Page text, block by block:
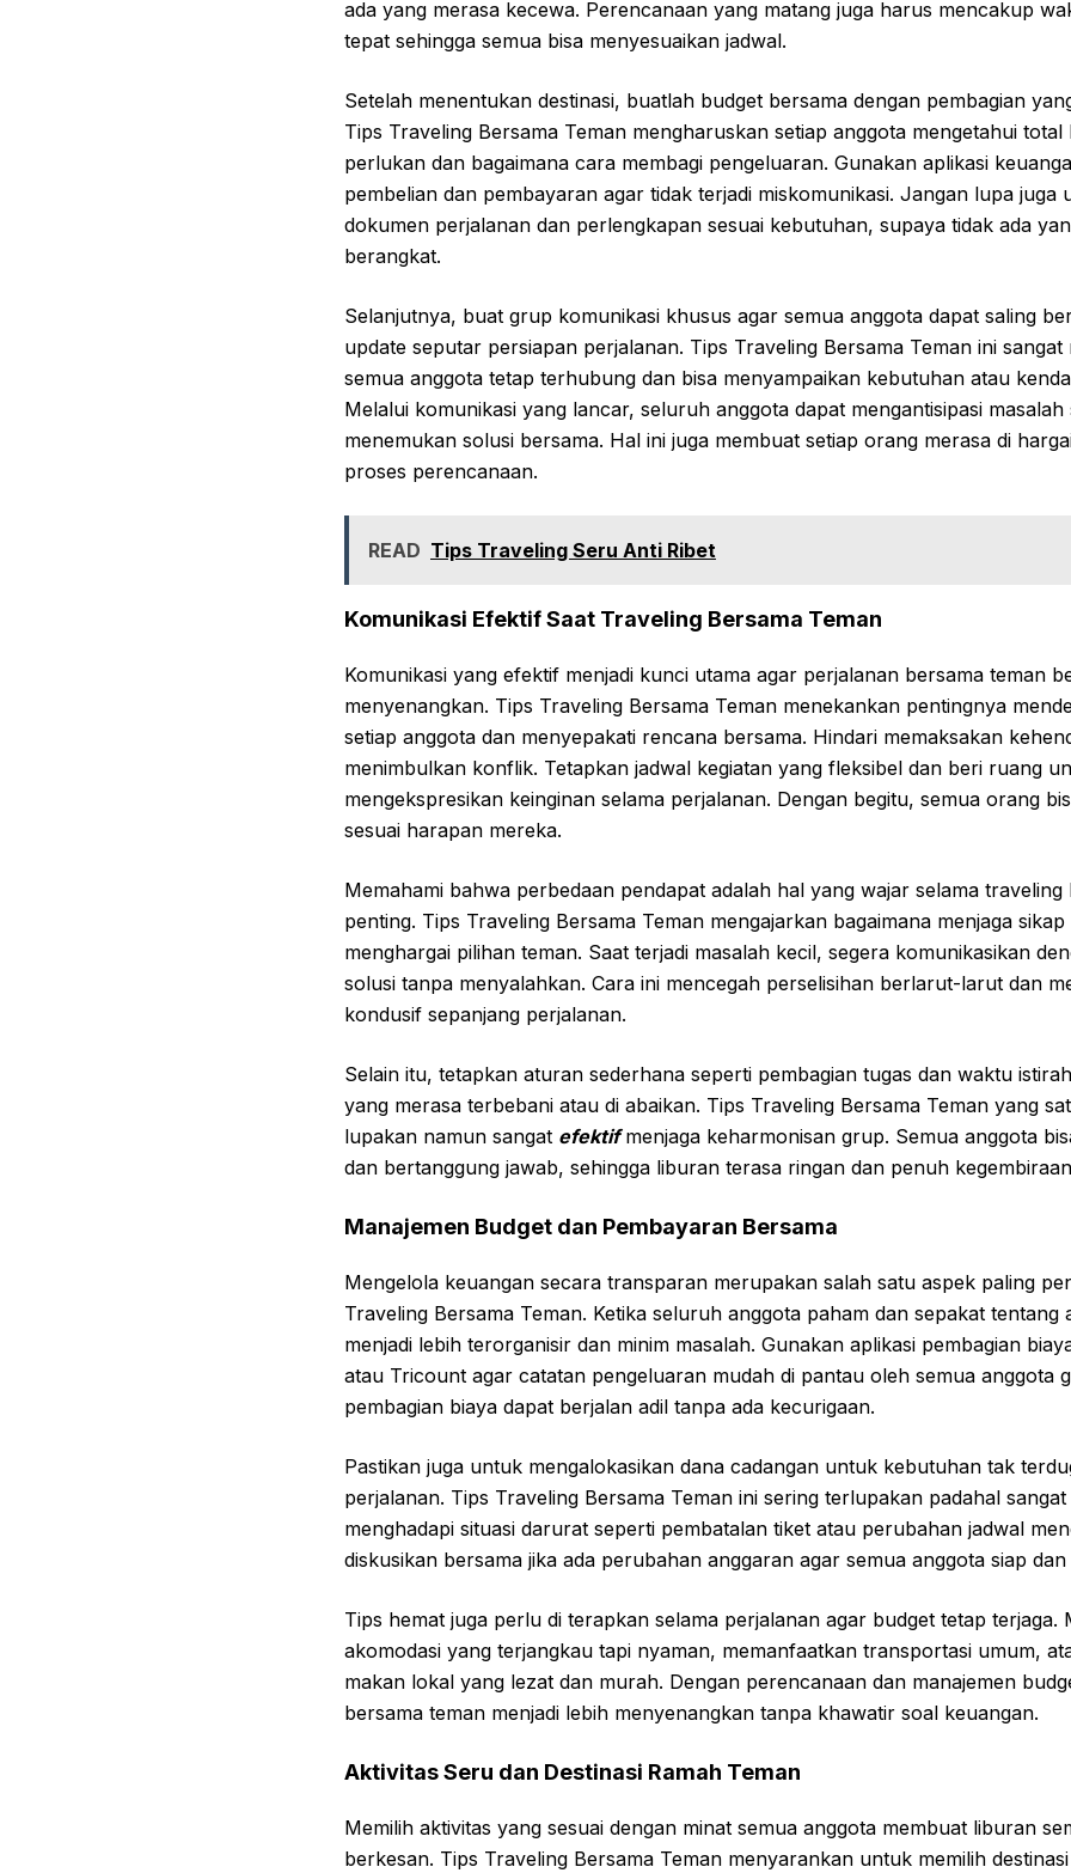
ada yang merasa kecewa. Perencanaan yang matang juga harus mencakup
tepat sehingga semua bisa menyesuaikan jadwal.
Setelah menentukan destinasi, buatlah budget bersama dengan pembagian
Tips Traveling Bersama Teman mengharuskan setiap anggota mengetahui total
perlukan dan bagaimana cara membagi pengeluaran. Gunakan aplikasi
pembelian dan pembayaran agar tidak terjadi miskomunikasi. Jangan lupa juga
dokumen perjalanan dan perlengkapan sesuai kebutuhan, supaya tidak ada
berangkat.
Selanjutnya, buat grup komunikasi khusus agar semua anggota dapat saling
update seputar persiapan perjalanan. Tips Traveling Bersama Teman ini
semua anggota tetap terhubung dan bisa menyampaikan kebutuhan atau
Melalui komunikasi yang lancar, seluruh anggota dapat mengantisipasi
menemukan solusi bersama. Hal ini juga membuat setiap orang merasa di
proses perencanaan.
READ Tips Traveling Seru Anti Ribet
Komunikasi Efektif Saat Traveling Bersama Teman
Komunikasi yang efektif menjadi kunci utama agar perjalanan bersama teman
menyenangkan. Tips Traveling Bersama Teman menekankan pentingnya
setiap anggota dan menyepakati rencana bersama. Hindari memaksakan
menimbulkan konflik. Tetapkan jadwal kegiatan yang fleksibel dan beri ruang
mengekspresikan keinginan selama perjalanan. Dengan begitu, semua orang
sesuai harapan mereka.
Memahami bahwa perbedaan pendapat adalah hal yang wajar selama traveling
penting. Tips Traveling Bersama Teman mengajarkan bagaimana menjaga
menghargai pilihan teman. Saat terjadi masalah kecil, segera komunikasikan
solusi tanpa menyalahkan. Cara ini mencegah perselisihan berlarut-larut dan
kondusif sepanjang perjalanan.
Selain itu, tetapkan aturan sederhana seperti pembagian tugas dan waktu
yang merasa terbebani atau di abaikan. Tips Traveling Bersama Teman yang
lupakan namun sangat efektifmenjaga keharmonisan grup. Semua anggota
dan bertanggung jawab, sehingga liburan terasa ringan dan penuh
Manajemen Budget dan Pembayaran Bersama
Mengelola keuangan secara transparan merupakan salah satu aspek paling
Traveling Bersama Teman. Ketika seluruh anggota paham dan sepakat tentang
menjadi lebih terorganisir dan minim masalah. Gunakan aplikasi pembagian
atau Tricount agar catatan pengeluaran mudah di pantau oleh semua anggota
pembagian biaya dapat berjalan adil tanpa ada kecurigaan.
Pastikan juga untuk mengalokasikan dana cadangan untuk kebutuhan tak
perjalanan. Tips Traveling Bersama Teman ini sering terlupakan padahal
menghadapi situasi darurat seperti pembatalan tiket atau perubahan jadwal
diskusikan bersama jika ada perubahan anggaran agar semua anggota siap
Tips hemat juga perlu di terapkan selama perjalanan agar budget tetap terjaga.
akomodasi yang terjangkau tapi nyaman, memanfaatkan transportasi umum,
makan lokal yang lezat dan murah. Dengan perencanaan dan manajemen
bersama teman menjadi lebih menyenangkan tanpa khawatir soal keuangan.
Aktivitas Seru dan Destinasi Ramah Teman
Memilih aktivitas yang sesuai dengan minat semua anggota membuat liburan
berkesan. Tips Traveling Bersama Teman menyarankan untuk memilih